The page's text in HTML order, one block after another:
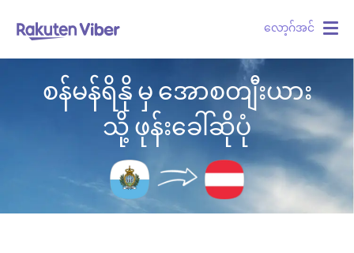
လော့ဂ်အင်
စန်မန်ရိနို မှ အောစတျီးယား
သို့ ဖုန်းခေါ်ဆိုပုံ